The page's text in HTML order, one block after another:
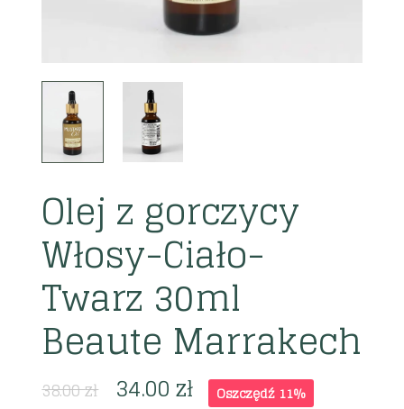
Olej z gorczycy
Włosy-Ciało-
Twarz 30ml
Beaute Marrakech
38.00zł 34.00zł Oszczędź 11%